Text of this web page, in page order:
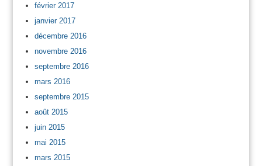
février 2017
janvier 2017
décembre 2016
novembre 2016
septembre 2016
mars 2016
septembre 2015
août 2015
juin 2015
mai 2015
mars 2015